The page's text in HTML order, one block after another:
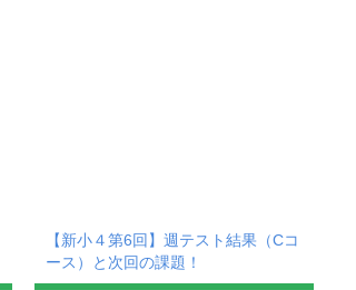
【新小４第6回】週テスト結果（Cコ
ース）と次回の課題！